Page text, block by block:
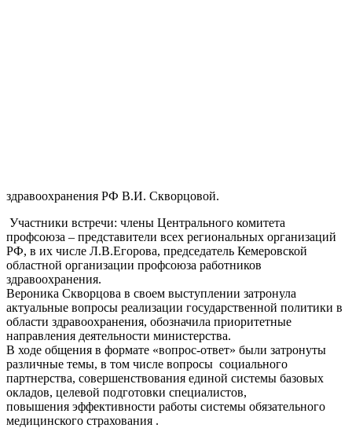
здравоохранения РФ В.И. Скворцовой.
Участники встречи: члены Центрального комитета
профсоюза – представители всех региональных организаций
РФ, в их числе Л.В.Егорова, председатель Кемеровской
областной организации профсоюза работников
здравоохранения.
Вероника Скворцова в своем выступлении затронула
актуальные вопросы реализации государственной политики в
области здравоохранения, обозначила приоритетные
направления деятельности министерства.
В ходе общения в формате «вопрос-ответ» были затронуты
различные темы, в том числе вопросы социального
партнерства, совершенствования единой системы базовых
окладов, целевой подготовки специалистов,
повышения эффективности работы системы обязательного
медицинского страхования .